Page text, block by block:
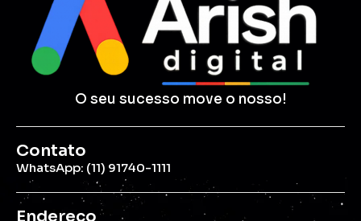
O seu sucesso move o nosso!
Contato
WhatsApp: (11) 91740-1111
Endereço